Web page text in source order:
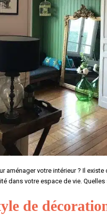
aménager votre intérieur ? Il
dans votre espace de vie.
de